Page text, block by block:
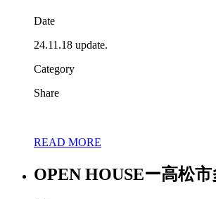
Date
24.11.18 update.
Category
Share
READ MORE
OPEN HOUSEー高松